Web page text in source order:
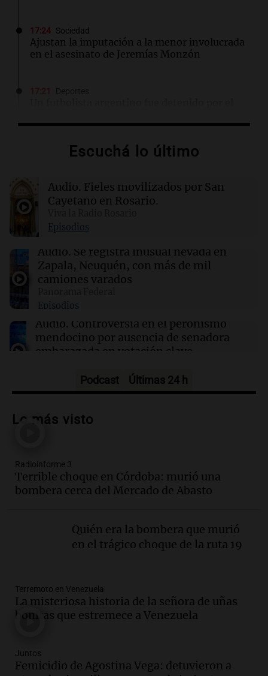
17:24 Sociedad
Ajustan la imputación a la menor involucrada
en el asesinato de Jeremías Monzón
Espectáculos
luchar contra el cáncer
17:10 Mundo
El mercado laboral de EE.UU. se contrae:
23.000 empleos menos en julio
17:05 Espectáculos
del representante de modelos que marcó una
época
Escuchá lo último
Audio. Fieles movilizados por San
Cayetano en Rosario.
Episodios
Audio. Se registra inusual nevada en
Zapala, Neuquén, con más de mil
camiones varados
Episodios
Audio. Controversia en el peronismo
mendocino por ausencia de senadora
embarazada en votación clave
Audio.Mateo Bouniba, joven de Villa
en Estados Unidos
Audio.Fieles celebran a San Cayetano
en Córdoba pidiendo pan, paz y trabajo
Día Internacional de la Cerveza:
mitos, secretos y el desafío de producir
Episodios
Audio.Tucumán enfrenta un equilibrio
financiero precario debido a la caída del
Panorama Federal
Episodios
Podcast Últimas 24 h
Lo más visto
Radioinforme 3
Terrible choque en Córdoba: murió una
bombera cerca del Mercado de Abasto
Quién era la bombera que murió
en el trágico choque de la ruta 19
Terremoto en Venezuela
La misteriosa historia de la señora de uñas
bonitas que estremece a Venezuela
Juntos
Femicidio de Agostina Vega: detuvieron a